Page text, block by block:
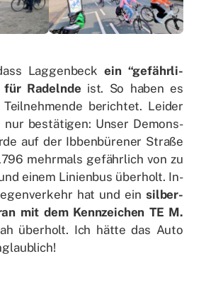
Lag­gen­beck ein “ge­fähr­li­
Ra­deln­de ist. So ha­ben es
be­rich­tet. Lei­der
nur be­stä­ti­gen: Un­ser De­mons­
auf der Ib­ben­bü­re­ner Stra­ße
mehr­mals ge­fähr­lich von zu
ei­nem Li­ni­en­bus über­holt. In­
hat und einsil­ber­
mit dem Kenn­zei­chen TE M.
über­holt. Ich hät­te das Auto